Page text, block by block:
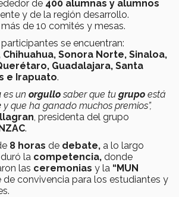
de 400 alumnas y alumnos
y de la región desarrollo.
de 10 comités y mesas.
se encuentran:
Sonora Norte, Sinaloa,
Guadalajara, Santa
e Irapuato.
es un orgullosaber que tu grupo está
y que ha ganado muchos premios”,
, presidenta del grupo
.
8 horas de debate, a lo largo
la competencia, donde
las ceremonias y la “MUN
de convivencia para los estudiantes y